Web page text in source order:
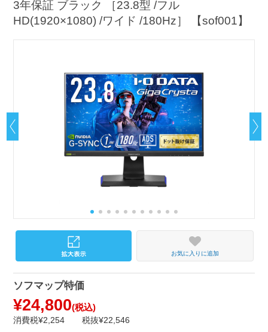
3年保証 ブラック ［23.8型 /フル
HD(1920×1080) /ワイド /180Hz］ 【sof001】
お気に入りに追加
ソフマップ特価
¥24,800(税込)
消費税¥2,254 税抜¥22,546